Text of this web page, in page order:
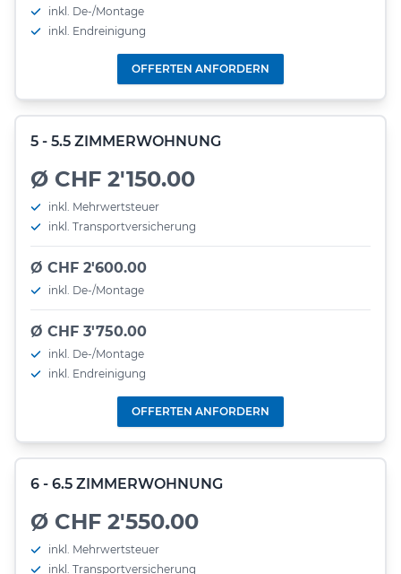
inkl. De-/Montage
inkl. Endreinigung
OFFERTEN ANFORDERN
5 - 5.5 ZIMMERWOHNUNG
Ø CHF 2'150.00
inkl. Mehrwertsteuer
inkl. Transportversicherung
Ø CHF 2'600.00
inkl. De-/Montage
Ø CHF 3'750.00
inkl. De-/Montage
inkl. Endreinigung
OFFERTEN ANFORDERN
6 - 6.5 ZIMMERWOHNUNG
Ø CHF 2'550.00
inkl. Mehrwertsteuer
inkl. Transportversicherung